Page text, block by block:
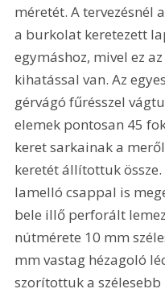
méretét. A tervezésnél
a burkolat keretezett
egymáshoz, mivel ez
kihatással van. Az
gérvágó fűrésszel
elemek pontosan 45
keret sarkainak a
keretét állítottuk
lamelló csappal is
bele illő perforált
nútmérete 10 mm
mm vastag hézagoló
szorítottuk a